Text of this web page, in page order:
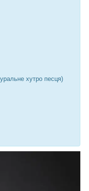
хутро песця)